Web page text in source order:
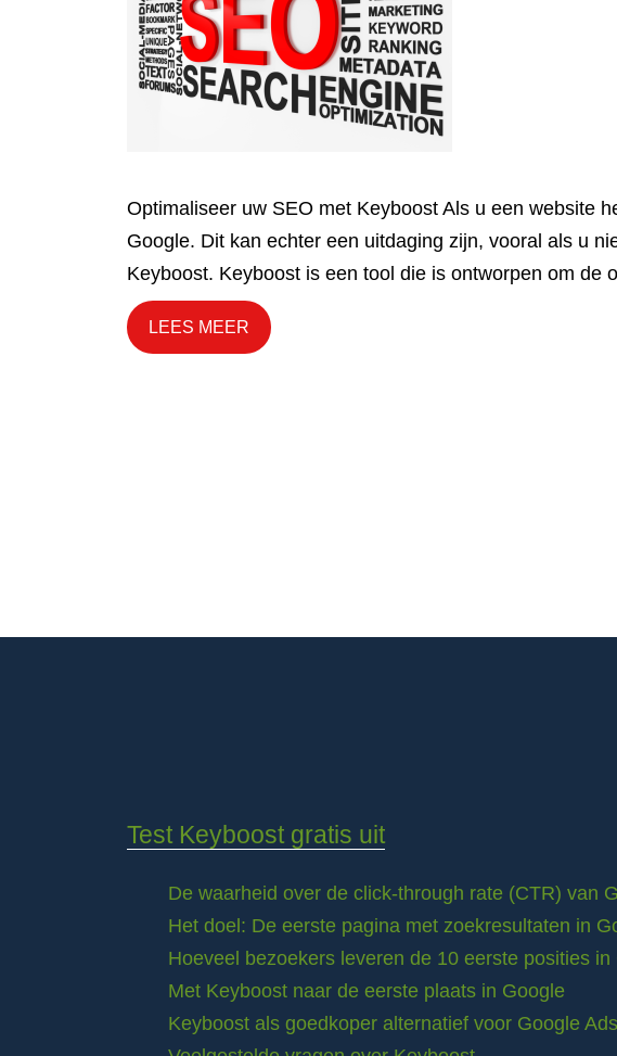
Optimaliseer uw SEO met Keyboost Als u een website
Google. Dit kan echter een uitdaging zijn, vooral als u
Keyboost. Keyboost is een tool die is ontworpen om de
LEES MEER
Test Keyboost gratis uit
De waarheid over de click-through rate (CTR) van
Het doel: De eerste pagina met zoekresultaten in
Hoeveel bezoekers leveren de 10 eerste posities in
Met Keyboost naar de eerste plaats in Google
Keyboost als goedkoper alternatief voor Google Ads